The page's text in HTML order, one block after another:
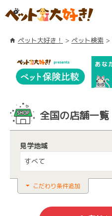
ペット大好き！ ペット検索
全国の店舗一覧
見学地域
すべて
こだわり条件追加